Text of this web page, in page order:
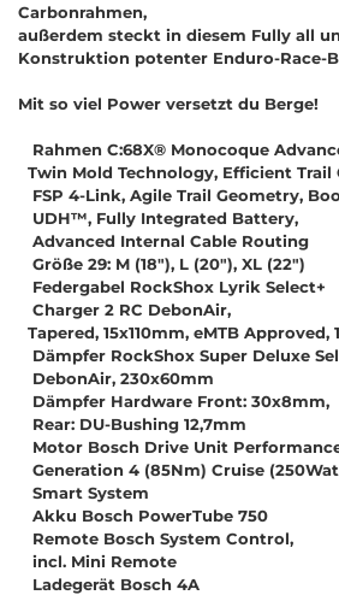
Carbonrahmen,
außerdem steckt in diesem Fully all un
Konstruktion potenter Enduro-Race-B
Mit so viel Power versetzt du Berge!
Rahmen C:68X® Monocoque
Twin Mold Technology, Efficient Trail
FSP 4-Link, Agile Trail Geometry,
UDH™, Fully Integrated Battery,
Advanced Internal Cable Routing
Größe 29: M (18"), L (20"), XL (22")
Federgabel RockShox Lyrik Select+
Charger 2 RC DebonAir,
Tapered, 15x110mm, eMTB Approved,
Dämpfer RockShox Super Deluxe
DebonAir, 230x60mm
Dämpfer Hardware Front: 30x8mm,
Rear: DU-Bushing 12,7mm
Motor Bosch Drive Unit
Generation 4 (85Nm) Cruise
Smart System
Akku Bosch PowerTube 750
Remote Bosch System Control,
incl. Mini Remote
Ladegerät Bosch 4A